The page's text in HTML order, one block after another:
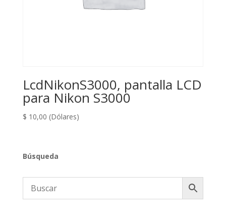
LcdNikonS3000, pantalla LCD
para Nikon S3000
$ 10,00 (Dólares)
Búsqueda